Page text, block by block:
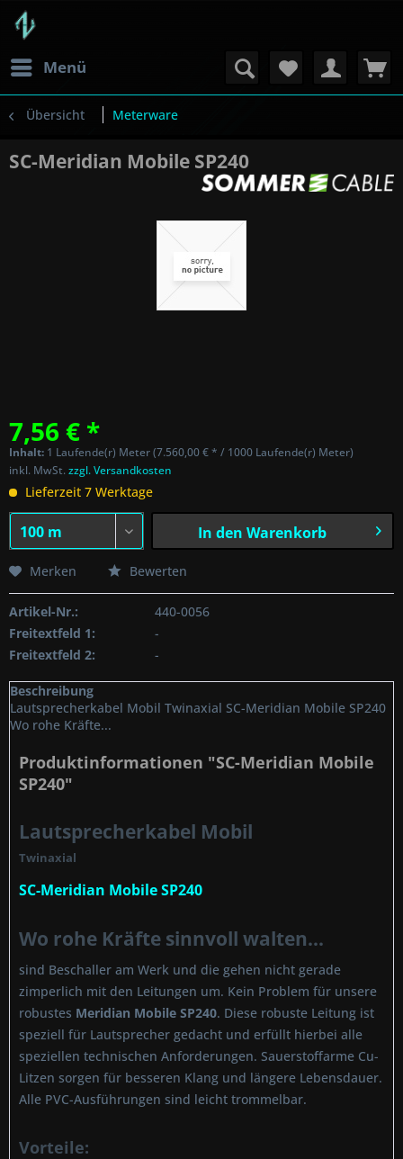
Menü
Übersicht Meterware
SC-Meridian Mobile SP240
7,56 € *
Inhalt: 1 Laufende(r) Meter (7.560,00 € * / 1000 Laufende(r) Meter)
inkl. MwSt.zzgl. Versandkosten
Lieferzeit 7 Werktage
In den Warenkorb
Merken Bewerten
Artikel-Nr.:
440-0056
Freitextfeld 1:
-
Freitextfeld 2:
-
Beschreibung
Lautsprecherkabel Mobil Twinaxial SC-Meridian Mobile SP240
Wo rohe Kräfte...
Produktinformationen "SC-Meridian Mobile
SP240"
Lautsprecherkabel Mobil
Twinaxial
SC-Meridian Mobile SP240
Wo rohe Kräfte sinnvoll walten...
sind Beschaller am Werk und die gehen nicht gerade
zimperlich mit den Leitungen um. Kein Problem für unsere
robustes Meridian Mobile SP240. Diese robuste Leitung ist
speziell für Lautsprecher gedacht und erfüllt hierbei alle
speziellen technischen Anforderungen. Sauerstoffarme Cu-
Litzen sorgen für besseren Klang und längere Lebensdauer.
Alle PVC-Ausführungen sind leicht trommelbar.
Vorteile: